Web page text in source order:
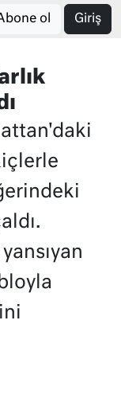
ol Giriş